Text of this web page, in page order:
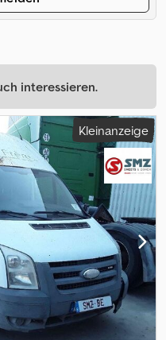
interessieren.
Kleinanzeige